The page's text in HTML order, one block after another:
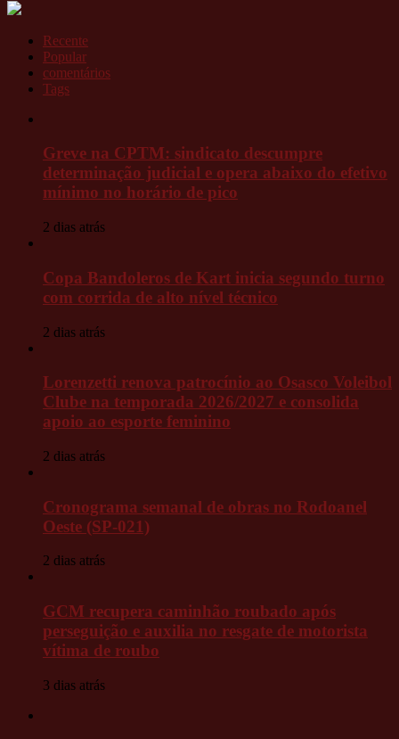
Recente
Popular
comentários
Tags
Greve na CPTM: sindicato descumpre
determinação judicial e opera abaixo do efetivo
mínimo no horário de pico
2 dias atrás
Copa Bandoleros de Kart inicia segundo turno
com corrida de alto nível técnico
2 dias atrás
Lorenzetti renova patrocínio ao Osasco Voleibol
Clube na temporada 2026/2027 e consolida
apoio ao esporte feminino
2 dias atrás
Cronograma semanal de obras no Rodoanel
Oeste (SP-021)
2 dias atrás
GCM recupera caminhão roubado após
perseguição e auxilia no resgate de motorista
vítima de roubo
3 dias atrás